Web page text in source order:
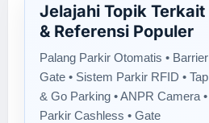
Jelajahi Topik Terkait
& Referensi Populer
Palang Parkir Otomatis • Barrier
Gate • Sistem Parkir RFID • Tap
& Go Parking • ANPR Camera •
Parkir Cashless • Gate